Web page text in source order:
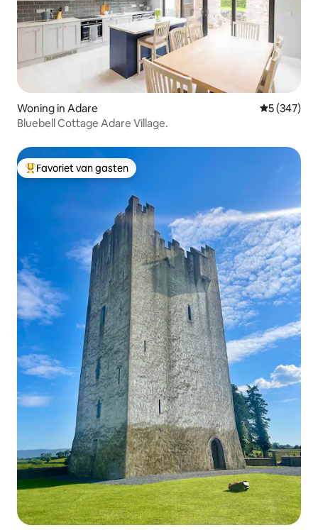
Woning in Adare
5 (347)
Bluebell Cottage Adare Village.
Topfavoriet van gasten
Favoriet van gasten